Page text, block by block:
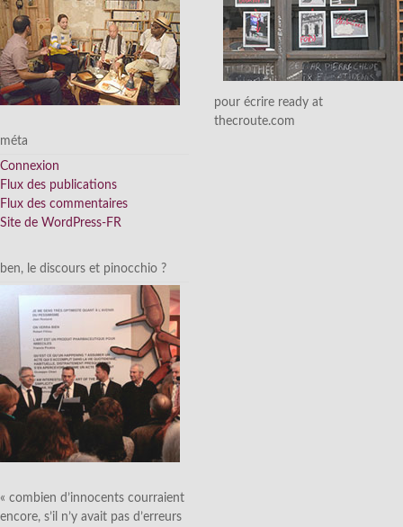
méta
Connexion
Flux des publications
Flux des commentaires
Site de WordPress-FR
ben, le discours et pinocchio ?
« combien d’innocents courraient
encore, s’il n’y avait pas d’erreurs
pour écrire ready at
thecroute.com